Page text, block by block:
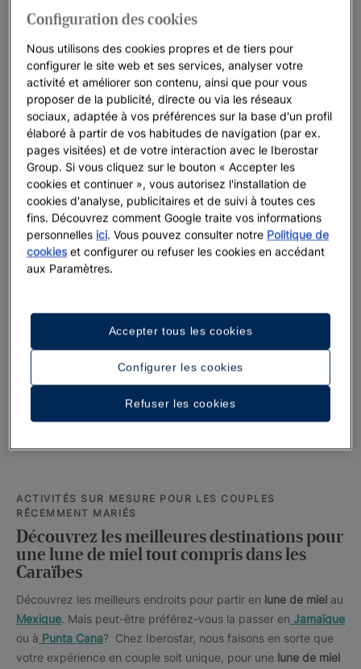
pour les amoureux de la gastronomie, de la relaxation, pour
locale. Et si vous cherchez à tout expérimenter, nous vous
présentonsStarmoon , qui offre un mix de toutes les
expériences de notre collection, pour une
lune de miel de
rêve.
Get inspired for your romantic honeymoon
in the Caribbean
Voir 6 photos et vidéos
ACTIVITÉS SUR MESURE POUR LES COUPLES
RÉCEMMENT MARIÉS
Découvrez les meilleures destinations pour
une lune de miel tout compris dans les
Caraïbes
Découvrez les meilleurs endroits pour partir en lune de miel au
Mexique. Mais peut-être préférez-vous la passer en Jamaïque
ou à Punta Cana? Chez Iberostar, nous faisons en sorte que
votre expérience en couple soit unique, pour une lune de miel
Configuration des cookies
Nous utilisons des cookies propres et de tiers pour
configurer le site web et ses services, analyser votre
activité et améliorer son contenu, ainsi que pour vous
proposer de la publicité, directe ou via les réseaux
sociaux, adaptée à vos préférences sur la base d'un profil
élaboré à partir de vos habitudes de navigation (par ex.
pages visitées) et de votre interaction avec le Iberostar
Group. Si vous cliquez sur le bouton « Accepter les
cookies et continuer », vous autorisez l'installation de
cookies d'analyse, publicitaires et de suivi à toutes ces
fins. Découvrez comment Google traite vos informations
personnelles ici. Vous pouvez consulter notre Politique de
cookies et configurer ou refuser les cookies en accédant
aux Paramètres.
Configurer les cookies
Refuser les cookies
Accepter tous les cookies